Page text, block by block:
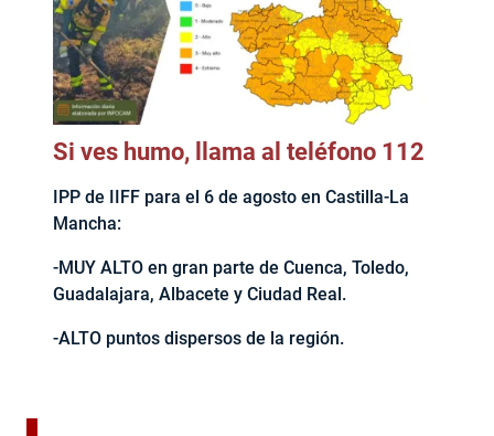
Si ves humo, llama al teléfono 112
IPP de IIFF para el 6 de agosto en Castilla-La
Mancha:
-MUY ALTO en gran parte de Cuenca, Toledo,
Guadalajara, Albacete y Ciudad Real.
-ALTO puntos dispersos de la región.